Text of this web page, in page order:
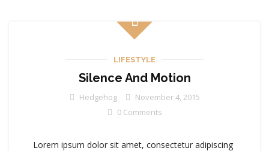
LIFESTYLE
Silence And Motion
Hedgehog
November 4, 2015
0 Comments
Lorem ipsum dolor sit amet, consectetur adipiscing